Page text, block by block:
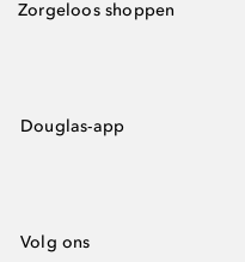
Zorgeloos shoppen
Douglas-app
Volg ons